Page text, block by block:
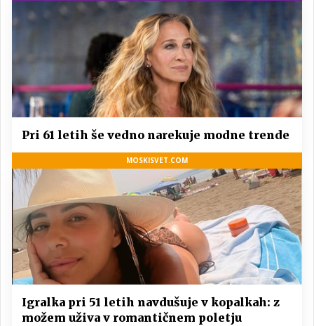
Pri 61 letih še vedno narekuje modne trende
MOSKISVET.COM
Igralka pri 51 letih navdušuje v kopalkah: z
možem uživa v romantičnem poletju